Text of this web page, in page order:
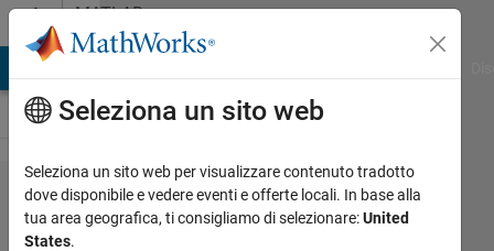
Vai al contenutoMATLAB
Answers
Find if
max
Seleziona un sito web
Seleziona un sito web per visualizzare contenuto tradotto
dove disponibile e vedere eventi e offerte locali. In base alla
tua area geografica, ti consigliamo di selezionare:United
States.